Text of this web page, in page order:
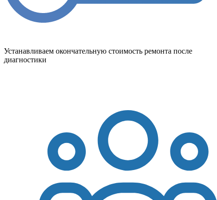
Устанавливаем окончательную стоимость ремонта после
диагностики